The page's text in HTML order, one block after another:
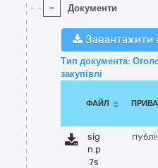
- Документи
Завантажити
Тип документа:
закупівлі
ФАЙЛ
sig
n.p
7s